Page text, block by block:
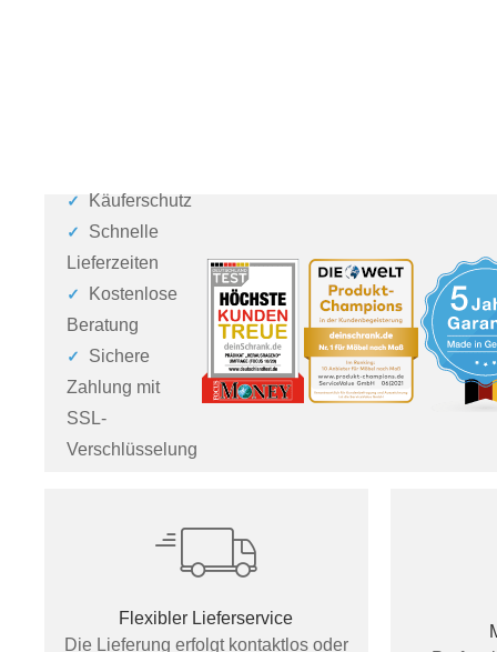
Käuferschutz
Schnelle
Lieferzeiten
Kostenlose
Beratung
Sichere
Zahlung mit
SSL-
Verschlüsselung
Flexibler Lieferservice
Die Lieferung erfolgt kontaktlos oder